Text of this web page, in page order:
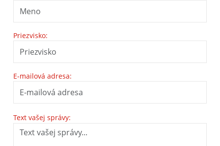
Priezvisko:
E-mailová adresa:
Text vašej správy: